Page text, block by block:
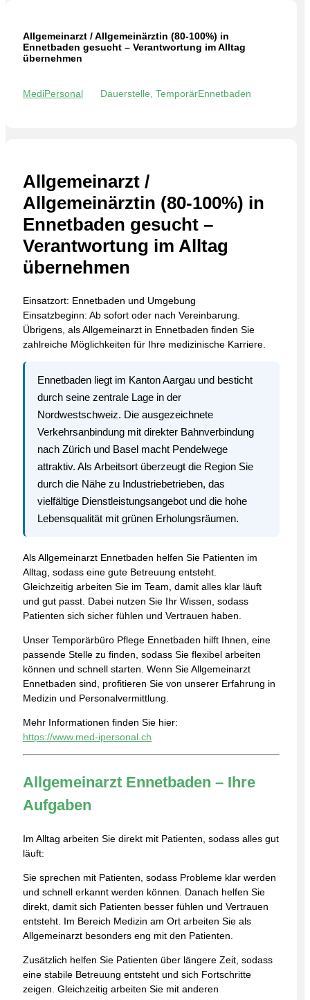
Allgemeinarzt / Allgemeinärztin (80-100%) in
Ennetbaden gesucht – Verantwortung im Alltag
übernehmen
MediPersonal Dauerstelle, TemporärEnnetbaden
Allgemeinarzt /
Allgemeinärztin (80-100%) in
Ennetbaden gesucht –
Verantwortung im Alltag
übernehmen
Einsatzort: Ennetbaden und Umgebung
Einsatzbeginn: Ab sofort oder nach Vereinbarung.
Übrigens, als Allgemeinarzt in Ennetbaden finden Sie
zahlreiche Möglichkeiten für Ihre medizinische Karriere.
Ennetbaden liegt im Kanton Aargau und besticht
durch seine zentrale Lage in der
Nordwestschweiz. Die ausgezeichnete
Verkehrsanbindung mit direkter Bahnverbindung
nach Zürich und Basel macht Pendelwege
attraktiv. Als Arbeitsort überzeugt die Region Sie
durch die Nähe zu Industriebetrieben, das
vielfältige Dienstleistungsangebot und die hohe
Lebensqualität mit grünen Erholungsräumen.
Als Allgemeinarzt Ennetbaden helfen Sie Patienten im
Alltag, sodass eine gute Betreuung entsteht.
Gleichzeitig arbeiten Sie im Team, damit alles klar läuft
und gut passt. Dabei nutzen Sie Ihr Wissen, sodass
Patienten sich sicher fühlen und Vertrauen haben.
Unser Temporärbüro Pflege Ennetbaden hilft Ihnen, eine
passende Stelle zu finden, sodass Sie flexibel arbeiten
können und schnell starten. Wenn Sie Allgemeinarzt
Ennetbaden sind, profitieren Sie von unserer Erfahrung in
Medizin und Personalvermittlung.
Mehr Informationen finden Sie hier:
https://www.med-ipersonal.ch
Allgemeinarzt Ennetbaden – Ihre
Aufgaben
Im Alltag arbeiten Sie direkt mit Patienten, sodass alles gut
läuft:
Sie sprechen mit Patienten, sodass Probleme klar werden
und schnell erkannt werden können. Danach helfen Sie
direkt, damit sich Patienten besser fühlen und Vertrauen
entsteht. Im Bereich Medizin am Ort arbeiten Sie als
Allgemeinarzt besonders eng mit den Patienten.
Zusätzlich helfen Sie Patienten über längere Zeit, sodass
eine stabile Betreuung entsteht und sich Fortschritte
zeigen. Gleichzeitig arbeiten Sie mit anderen